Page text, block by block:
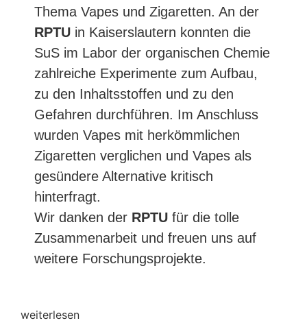
Thema Vapes und Zigaretten. An der
RPTU in Kaiserslautern konnten die
SuS im Labor der organischen Chemie
zahlreiche Experimente zum Aufbau,
zu den Inhaltsstoffen und zu den
Gefahren durchführen. Im Anschluss
wurden Vapes mit herkömmlichen
Zigaretten verglichen und Vapes als
gesündere Alternative kritisch
hinterfragt.
Wir danken der RPTU für die tolle
Zusammenarbeit und freuen uns auf
weitere Forschungsprojekte.
weiterlesen